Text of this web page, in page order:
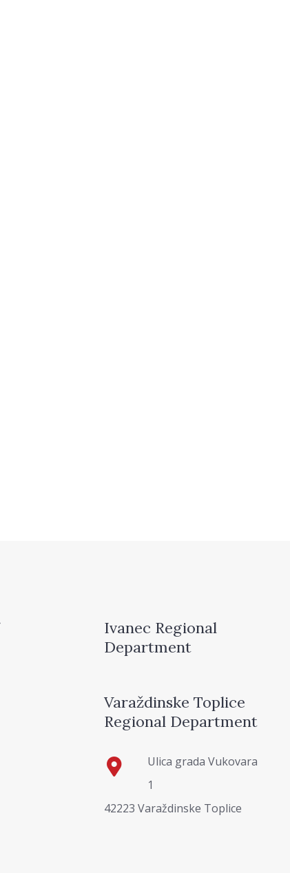
Ivanec Regional
Department
Varaždinske Toplice
Regional Department
Ulica grada Vukovara
1
42223 Varaždinske Toplice